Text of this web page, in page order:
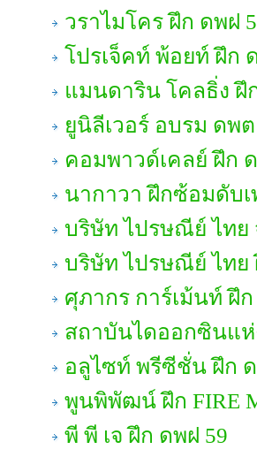
วราไมโคร ฝึก ดพฝ
โปรเจ็คท์ พ้อยท์ ฝึก
แมนดาริน โคลธิ่ง ฝึ
ยูนิลีเวอร์ อบรม ดพต
คอมพาวด์เคลย์ ฝึก
นากาวา ฝึกซ้อมดับเ
บริษัท ไปรษณีย์ ไทย
บริษัท ไปรษณีย์ ไทย
ศุภากร การ์เม้นท์ ฝึ
สถาบันไดออกซินแห่
อลูไซท์ พรีซีชั่น ฝึก
พูนพิพัฒน์ ฝึก FIRE
พี พี เจ ฝึก ดพฝ 59